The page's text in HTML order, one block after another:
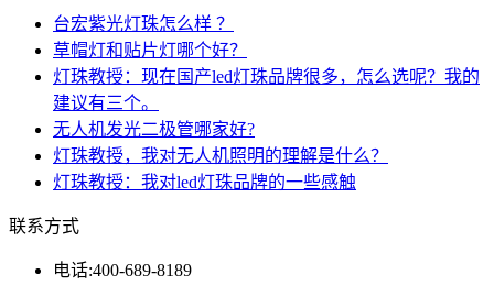
台宏紫光灯珠怎么样 ？
草帽灯和贴片灯哪个好？
灯珠教授：现在国产led灯珠品牌很多，怎么选呢？我的
建议有三个。
无人机发光二极管哪家好?
灯珠教授，我对无人机照明的理解是什么？
灯珠教授：我对led灯珠品牌的一些感触
联系方式
电话:400-689-8189